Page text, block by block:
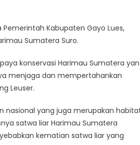
Kabupaten Gayo Lues,
Sumatera Suro.
konservasi Harimau Sumatera
menjaga dan mempertahankan
Leuser.
nasional yang juga merupakan
satwa liar Harimau Sumatera
kematian satwa liar yang